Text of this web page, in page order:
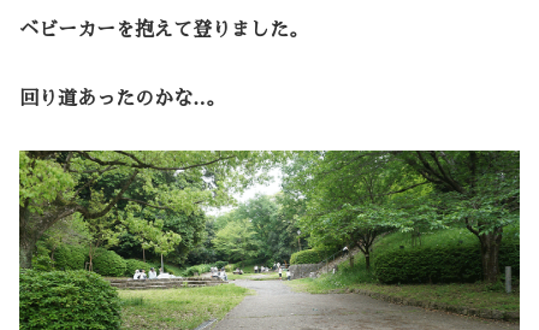
ベビーカーを抱えて登りました。
回り道あったのかな‥。